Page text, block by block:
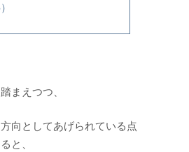
まえつつ、
向としてあげられている点
と、